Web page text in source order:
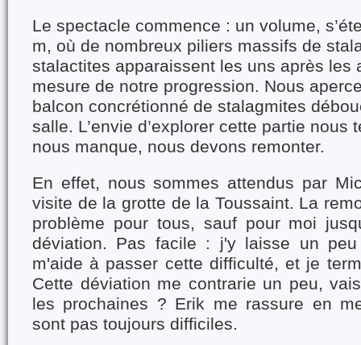
Le spectacle commence : un volume,
m, où de nombreux piliers massifs de
stalactites apparaissent les uns après les
mesure de notre progression. Nous
balcon concrétionné de stalagmites
salle. L’envie d’explorer cette partie nous
nous manque, nous devons remonter.
En effet, nous sommes attendus par
visite de la grotte de la Toussaint. La
problème pour tous, sauf pour moi
déviation. Pas facile : j'y laisse un
m'aide à passer cette difficulté, et je
Cette déviation me contrarie un peu,
les prochaines ? Erik me rassure en
sont pas toujours difficiles.